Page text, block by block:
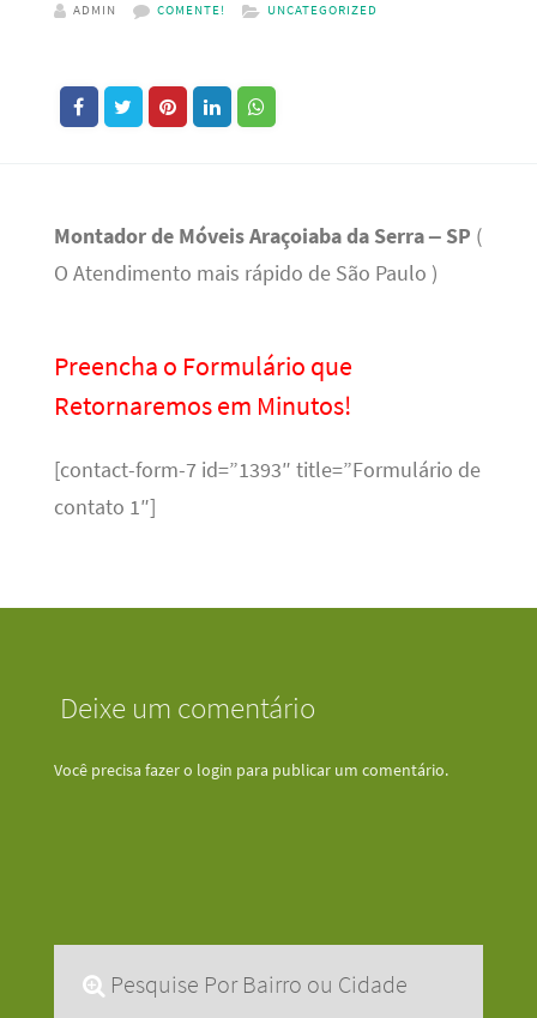
ADMIN COMENTE! UNCATEGORIZED
Montador de Móveis Araçoiaba da Serra – SP (
O Atendimento mais rápido de São Paulo )
Preencha o Formulário que
Retornaremos em Minutos!
[contact-form-7 id=”1393″ title=”Formulário de
contato 1″]
Deixe um comentário
Você precisa fazer o login para publicar um comentário.
Pesquise Por Bairro ou Cidade